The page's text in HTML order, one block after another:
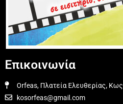
Επικοινωνία
Orfeas, Πλατεία Ελευθερίας, Κως
kosorfeas@gmail.com